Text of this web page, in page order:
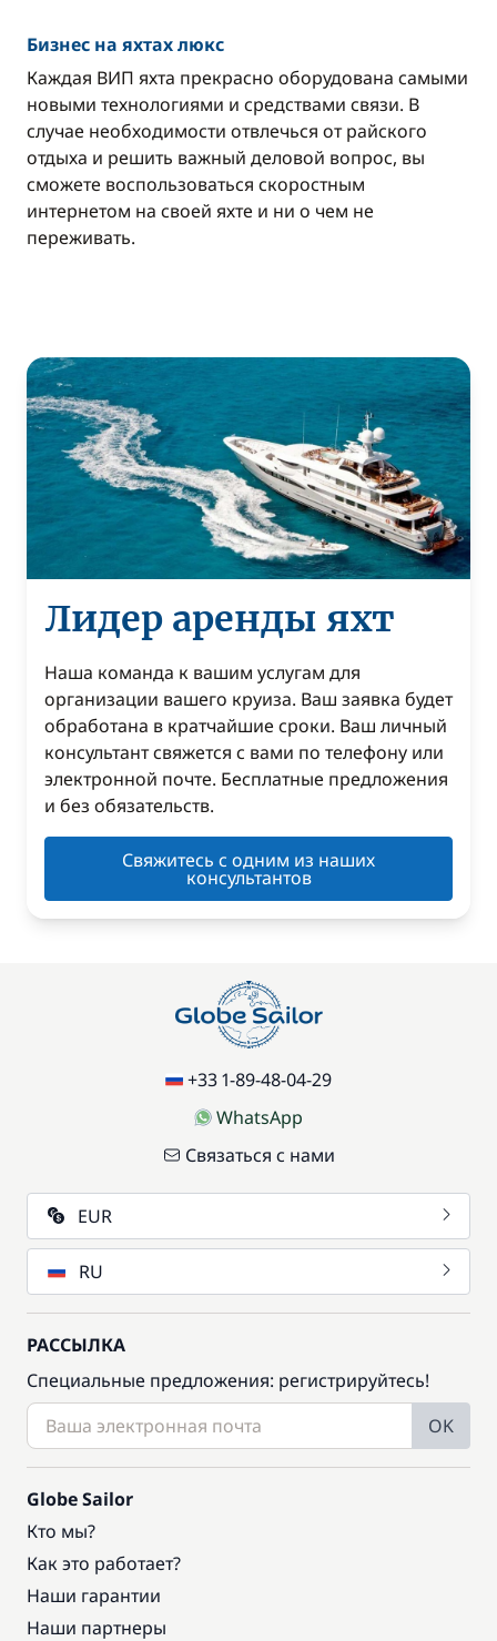
Бизнес на яхтах люкс
Каждая ВИП яхта прекрасно оборудована самыми
новыми технологиями и средствами связи. В
случае необходимости отвлечься от райского
отдыха и решить важный деловой вопрос, вы
сможете воспользоваться скоростным
интернетом на своей яхте и ни о чем не
переживать.
Лидер аренды яхт
Наша команда к вашим услугам для
организации вашего круиза. Ваш заявка будет
обработана в кратчайшие сроки. Ваш личный
консультант свяжется с вами по телефону или
электронной почте. Бесплатные предложения
и без обязательств.
Свяжитесь с одним из наших
консультантов
+33 1-89-48-04-29
WhatsApp
Связаться с нами
EUR
RU
РАССЫЛКА
Специальные предложения: регистрируйтесь!
OK
Globe Sailor
Кто мы?
Как это работает?
Наши гарантии
Наши партнеры